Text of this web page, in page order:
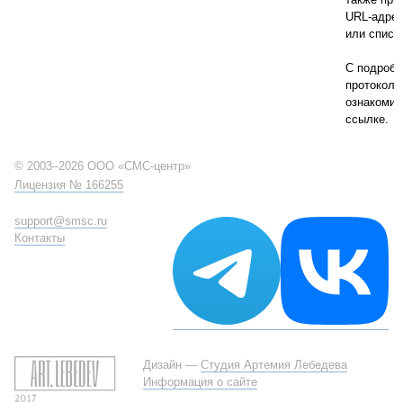
URL-
или
С
ссылке.
© 2003–2026 ООО «СМС-центр»
Лицензия № 166255
support@smsc.ru
Контакты
Дизайн — Студия Артемия Лебедева
Информация о сайте